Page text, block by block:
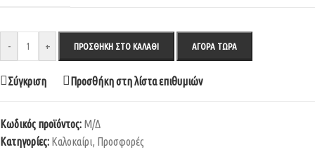
- + ΠΡΟΣΘΉΚΗ ΣΤΟ ΚΑΛΆΘΙ ΑΓΟΡΆ ΤΏΡΑ
Σύγκριση Προσθήκη στη λίστα επιθυμιών
Κωδικός προϊόντος: Μ/Δ
Κατηγορίες: Καλοκαίρι, Προσφορές